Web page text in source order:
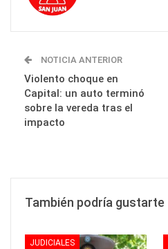
NOTICIA ANTERIOR
Violento choque en
Capital: un auto terminó
sobre la vereda tras el
impacto
También podría gustarte
JUDICIALES